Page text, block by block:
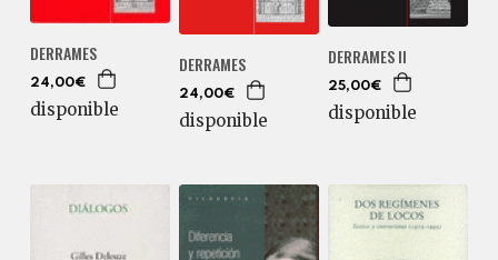
DERRAMES
24,00€
disponible
DERRAMES
24,00€
disponible
DERRAMES II
25,00€
disponible